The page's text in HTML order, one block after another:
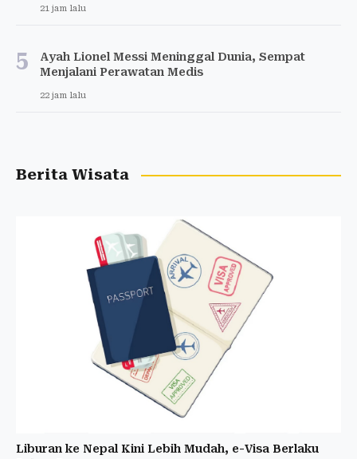
21 jam lalu
5
Ayah Lionel Messi Meninggal Dunia, Sempat
Menjalani Perawatan Medis
22 jam lalu
Berita Wisata
Liburan ke Nepal Kini Lebih Mudah, e-Visa Berlaku